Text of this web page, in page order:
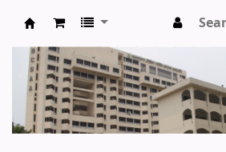
BCS Administration